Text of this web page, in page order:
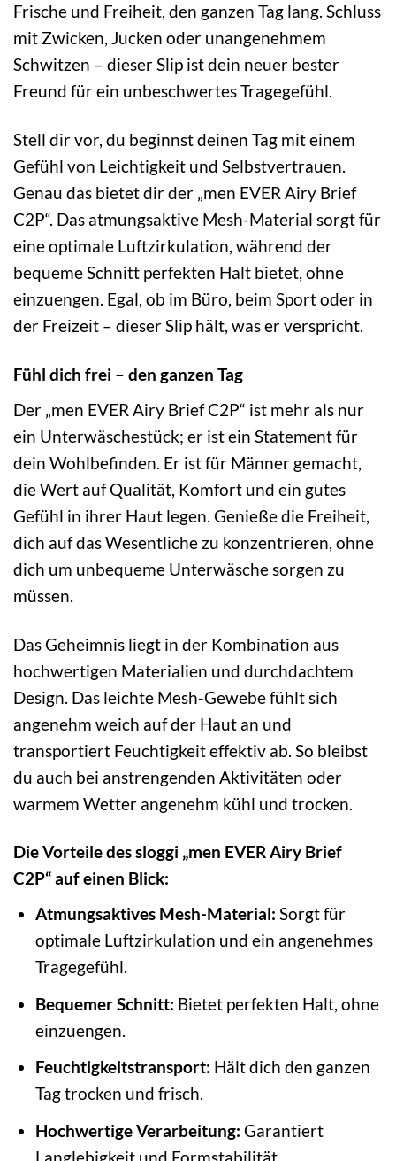
Frische und Freiheit, den ganzen Tag lang. Schluss
mit Zwicken, Jucken oder unangenehmem
Schwitzen – dieser Slip ist dein neuer bester
Freund für ein unbeschwertes Tragegefühl.
Stell dir vor, du beginnst deinen Tag mit einem
Gefühl von Leichtigkeit und Selbstvertrauen.
Genau das bietet dir der „men EVER Airy Brief
C2P“. Das atmungsaktive Mesh-Material sorgt für
eine optimale Luftzirkulation, während der
bequeme Schnitt perfekten Halt bietet, ohne
einzuengen. Egal, ob im Büro, beim Sport oder in
der Freizeit – dieser Slip hält, was er verspricht.
Fühl dich frei – den ganzen Tag
Der „men EVER Airy Brief C2P“ ist mehr als nur
ein Unterwäschestück; er ist ein Statement für
dein Wohlbefinden. Er ist für Männer gemacht,
die Wert auf Qualität, Komfort und ein gutes
Gefühl in ihrer Haut legen. Genieße die Freiheit,
dich auf das Wesentliche zu konzentrieren, ohne
dich um unbequeme Unterwäsche sorgen zu
müssen.
Das Geheimnis liegt in der Kombination aus
hochwertigen Materialien und durchdachtem
Design. Das leichte Mesh-Gewebe fühlt sich
angenehm weich auf der Haut an und
transportiert Feuchtigkeit effektiv ab. So bleibst
du auch bei anstrengenden Aktivitäten oder
warmem Wetter angenehm kühl und trocken.
Die Vorteile des sloggi „men EVER Airy Brief
C2P“ auf einen Blick:
Atmungsaktives Mesh-Material: Sorgt für
optimale Luftzirkulation und ein angenehmes
Tragegefühl.
Bequemer Schnitt: Bietet perfekten Halt, ohne
einzuengen.
Feuchtigkeitstransport: Hält dich den ganzen
Tag trocken und frisch.
Hochwertige Verarbeitung: Garantiert
Langlebigkeit und Formstabilität.